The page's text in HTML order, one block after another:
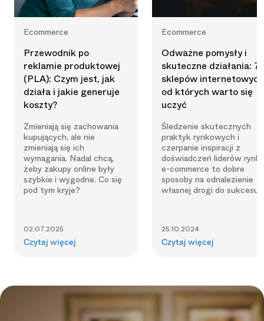
Ecommerce
Przewodnik po
reklamie produktowej
(PLA): Czym jest, jak
działa i jakie generuje
koszty?
Zmieniają się zachowania
kupujących, ale nie
zmieniają się ich
wymagania. Nadal chcą,
żeby zakupy online były
szybkie i wygodne. Co się
pod tym kryje?
02.07.2025
Czytaj więcej
Ecommerce
Odważne pomysły i
skuteczne działania: 7
sklepów
od których warto się
uczyć
Śledzenie skutecznych
praktyk rynkowych i
czerpanie inspiracji z
doświadczeń liderów
e-commerce to dobre
sposoby na odnalezienie
własnej drogi do sukcesu.
25.10.2024
Czytaj więcej